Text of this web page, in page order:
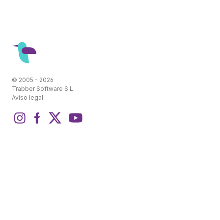
© 2005 - 2026
Trabber Software S.L.
Aviso legal